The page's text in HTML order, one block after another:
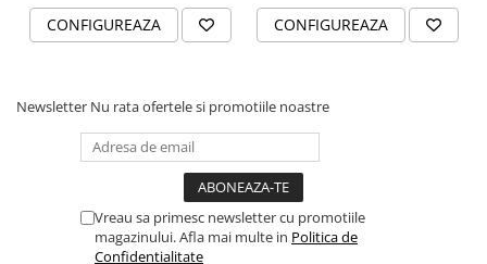
PLACUTE INFORMATIVE
TRICOURI MĂRCI AUTO
TRICOURI AUDI
TRICOURI DACIA
TRICOURI FORD
CONFIGUREAZA CONFIGUREAZA
Newsletter Nu rata ofertele si promotiile noastre
Vreau sa primesc newsletter cu promotiile
magazinului. Afla mai multe in Politica de
Confidentialitate